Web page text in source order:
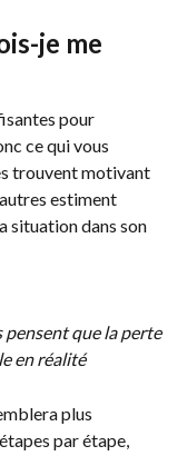
je me
pour
ce qui vous
trouvent motivant
estiment
situation dans son
que la perte
en réalité
plus
par étape,